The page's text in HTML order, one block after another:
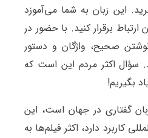
این زبان به شما می‌آموزد
برقرار کنید. با حضور در
صحیح، واژگان و دستور
سؤال اکثر مردم این است که
بگیریم!
گفتاری در جهان است، این
کاربرد دارد، اکثر فیلم‌ها به